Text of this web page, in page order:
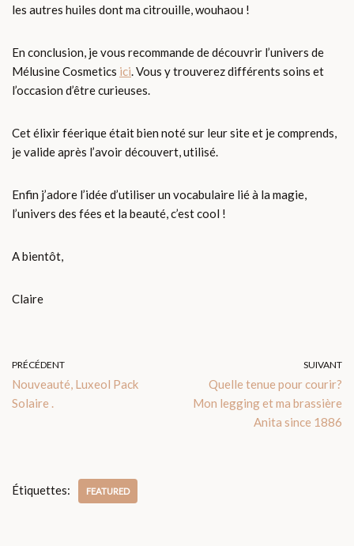
les autres huiles dont ma citrouille, wouhaou !
En conclusion, je vous recommande de découvrir l’univers de
Mélusine Cosmetics ici. Vous y trouverez différents soins et
l’occasion d’être curieuses.
Cet élixir féerique était bien noté sur leur site et je comprends,
je valide après l’avoir découvert, utilisé.
Enfin j’adore l’idée d’utiliser un vocabulaire lié à la magie,
l’univers des fées et la beauté, c’est cool !
A bientôt,
Claire
PRÉCÉDENT
Nouveauté, Luxeol Pack
Solaire .
SUIVANT
Quelle tenue pour courir?
Mon legging et ma brassière
Anita since 1886
Étiquettes: FEATURED